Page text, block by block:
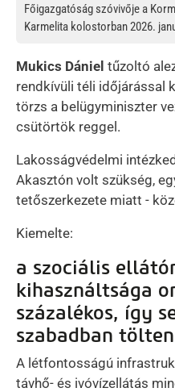
Főigazgatóság szóvivője a
Karmelita kolostorban 2026.
Mukics Dániel tűzoltó
rendkívüli téli időjárással
törzs a belügyminiszter
csütörtök reggel.
Lakosságvédelmi
Akasztón volt szükség,
tetőszerkezete miatt -
Kiemelte:
a szociális
kihasználtsága
százalékos, így
szabadban
A létfontosságú
távhő- és ivóvízellátás